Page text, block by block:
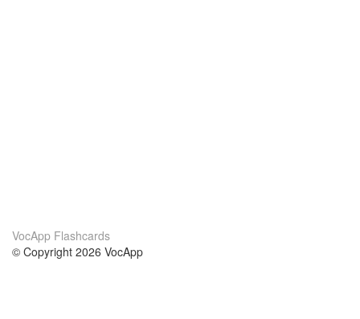
VocApp Flashcards
© Copyright 2026 VocApp